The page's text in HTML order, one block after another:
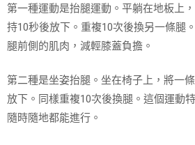
第一種運動是抬腿運動。平躺在地板上
持10秒後放下。重複10次後換另一條腿
腿前側的肌肉，減輕膝蓋負擔。
第二種是坐姿抬腿。坐在椅子上，將一
放下。同樣重複10次後換腿。這個運動
隨時隨地都能進行。